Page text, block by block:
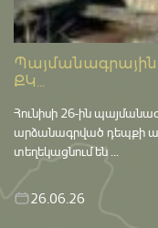
Պայմանագրային
ՔԿ...
Հունիսի 26-ին
արձանագրված դեպքի
տեղեկացնում են ...
26.06.26